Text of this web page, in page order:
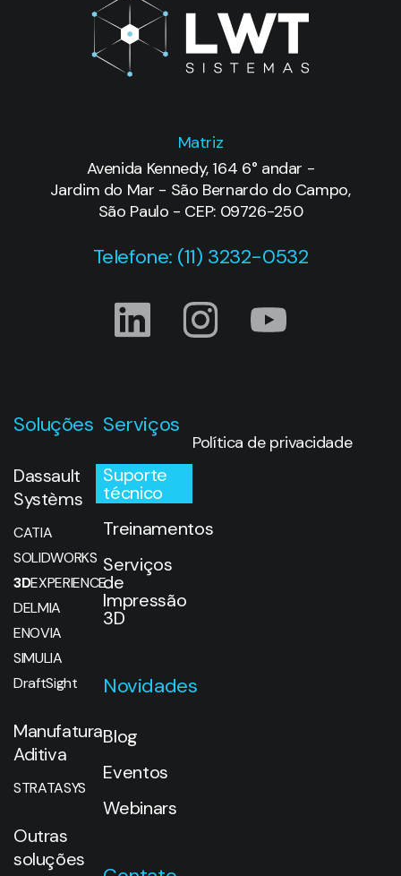
Matriz
Avenida Kennedy, 164 6° andar -
Jardim do Mar - São Bernardo do Campo,
São Paulo - CEP: 09726-250
Telefone: (11) 3232-0532
Soluções
Dassault
Systèms
CATIA
SOLIDWORKS
3DEXPERIENCE
DELMIA
ENOVIA
SIMULIA
DraftSight
Manufatura
Aditiva
STRATASYS
Outras
soluções
Serviços
Suporte
técnico
Treinamentos
Serviços
de
Impressão
3D
Novidades
Blog
Eventos
Webinars
Política de privacidade